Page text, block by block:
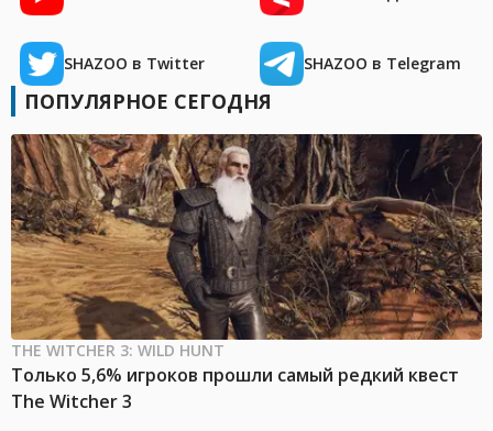
SHAZOO в Twitter SHAZOO в Telegram
ПОПУЛЯРНОЕ СЕГОДНЯ
THE WITCHER 3: WILD HUNT
Только 5,6% игроков прошли самый редкий квест
The Witcher 3